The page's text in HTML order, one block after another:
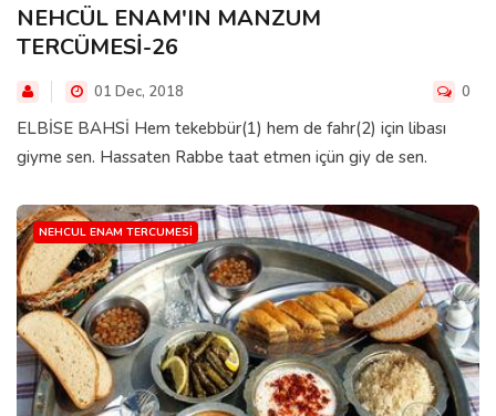
NEHCÜL ENAM'IN MANZUM
TERCÜMESİ-26
01 Dec, 2018 0
ELBİSE BAHSİ Hem tekebbür(1) hem de fahr(2) için libası
giyme sen. Hassaten Rabbe taat etmen içün giy de sen.
NEHCUL ENAM TERCUMESI